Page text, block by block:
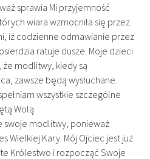
sprawia Mi przyjemność
wiara wzmocniła się przez
iż codzienne odmawianie przez
ratuje dusze. Moje dzieci
modlitwy, kiedy są
zawsze będą wysłuchane.
wszystkie szczególne
Wolą.
swoje modlitwy, ponieważ
Wielkiej Kary. Mój Ojciec jest już
Królestwo i rozpocząć Swoje